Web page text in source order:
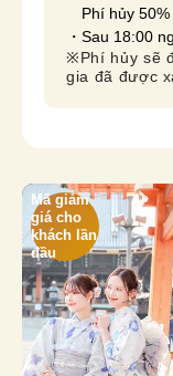
Phí hủy 50%
Sau 18:00
※Phí hủy sẽ
gia đã được
Mã giảm
giá cho
khách lần
đầu